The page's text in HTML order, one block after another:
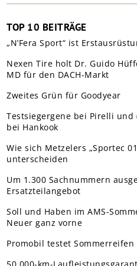
TOP 10 BEITRÄGE
„N’Fera Sport“ ist
Nexen Tire holt Dr. Guido
MD für den DACH-Markt
Zweites Grün für Goodyear
Testsiegergene bei Pirelli
bei Hankook
Wie sich Metzelers „Sportec
unterscheiden
Um 1.300 Sachnummern
Ersatzteilangebot
Soll und Haben im AMS-
Neuer ganz vorne
Promobil testet